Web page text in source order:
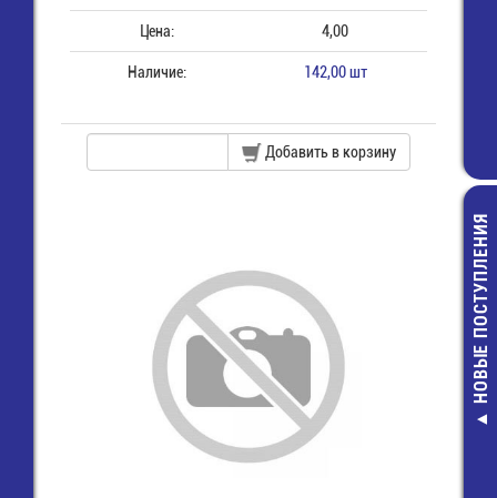
CR-06JL7---
1206-10 КОМ-
резистор
НОВЫЕ ПОСТУПЛЕНИЯ
Цена: 4,00
Наличие: 142,00 шт
Добавить в корзину